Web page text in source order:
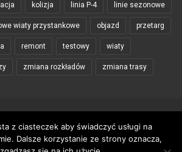
kolizja linia P-4 linie sezonowe
wiaty przystankowe objazd przetarg
remont testowy wiaty
zmiana rozkładów zmiana trasy
zawartych na stronie tylko za zgodą
z ciasteczek aby świadczyć usługi na
Dalsze korzystanie ze strony oznacza,